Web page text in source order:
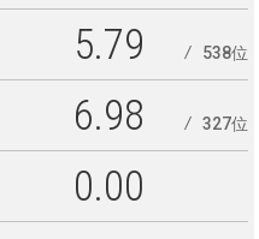
5.79 538位
6.98 327位
0.00